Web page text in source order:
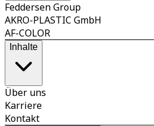
Feddersen Group
AKRO-PLASTIC GmbH
AF-COLOR
Inhalte
Über uns
Karriere
Kontakt